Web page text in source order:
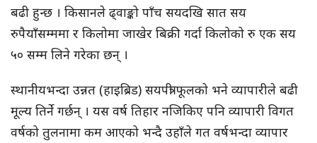
बढी हुन्छ । किसानले ढ्वाङ्को पाँच सयदखि सात सय
रुपैयाँसम्ममा र किलोमा जाखेर बिक्री गर्दा किलोको रु एक सय
५० सम्म लिने गरेका छन् ।
स्थानीयभन्दा उन्नत (हाइब्रिड) सयपत्री फूलको भने व्यापारीले बढी
मूल्य तिर्ने गर्छन् । यस वर्ष तिहार नजिकिए पनि व्यापारी विगत
वर्षको तुलनामा कम आएको भन्दै उहाँले गत वर्षभन्दा व्यापार